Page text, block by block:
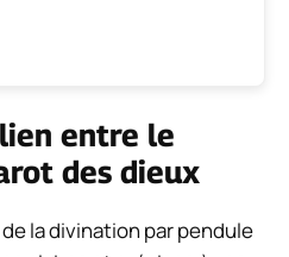
entre le
des dieux